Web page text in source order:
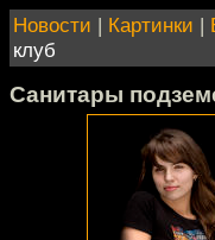
Новости | Картинки |
клуб
Санитары